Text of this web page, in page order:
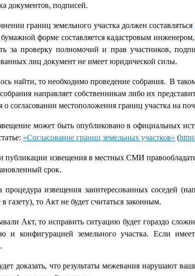
документов, подписей.
границ земельного участка должен составляться
форме составляется кадастровым
за проверку полномочий и прав участников,
лиц документ не имеет юридической силы.
найти, то необходимо проведение собрания. В
направляет собственникам либо их
о согласовании местоположения границ участка на
может быть опубликовано в официальных
«Согласование границ земельных участков» (
публикации извещения в местных СМИ
срок.
извещения заинтересованных соседей
газету), то Акт не будет считаться законным.
Акт, то исправить ситуацию будет гораздо
и конфигурацией земельного участка. Если
доказать, что результаты межевания нарушают